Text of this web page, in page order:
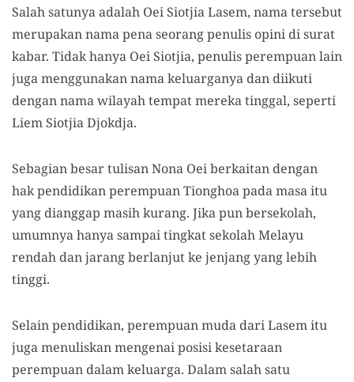
Salah satunya adalah Oei Siotjia Lasem, nama tersebut
merupakan nama pena seorang penulis opini di surat
kabar. Tidak hanya Oei Siotjia, penulis perempuan lain
juga menggunakan nama keluarganya dan diikuti
dengan nama wilayah tempat mereka tinggal, seperti
Liem Siotjia Djokdja.
Sebagian besar tulisan Nona Oei berkaitan dengan
hak pendidikan perempuan Tionghoa pada masa itu
yang dianggap masih kurang. Jika pun bersekolah,
umumnya hanya sampai tingkat sekolah Melayu
rendah dan jarang berlanjut ke jenjang yang lebih
tinggi.
Selain pendidikan, perempuan muda dari Lasem itu
juga menuliskan mengenai posisi kesetaraan
perempuan dalam keluarga. Dalam salah satu